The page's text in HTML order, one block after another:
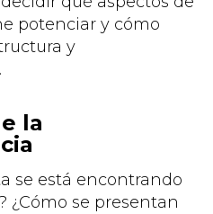
potenciar y cómo
y
la
se está encontrando
¿Cómo se presentan